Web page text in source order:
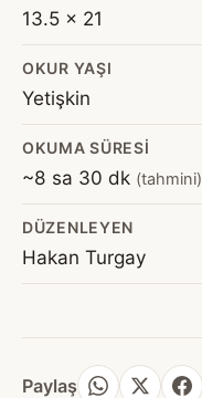
13.5 x 21
OKUR YAŞI
Yetişkin
OKUMA SÜRESI
~8 sa 30 dk (tahmini)
DÜZENLEYEN
Hakan Turgay
Paylaş